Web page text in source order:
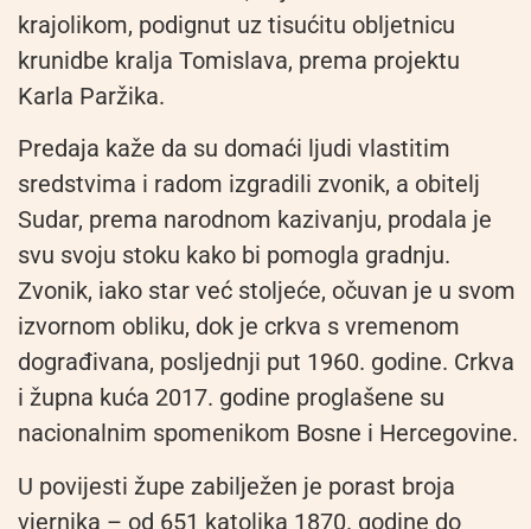
krajolikom, podignut uz tisućitu obljetnicu
krunidbe kralja Tomislava, prema projektu
Karla Paržika.
Predaja kaže da su domaći ljudi vlastitim
sredstvima i radom izgradili zvonik, a obitelj
Sudar, prema narodnom kazivanju, prodala je
svu svoju stoku kako bi pomogla gradnju.
Zvonik, iako star već stoljeće, očuvan je u svom
izvornom obliku, dok je crkva s vremenom
dograđivana, posljednji put 1960. godine. Crkva
i župna kuća 2017. godine proglašene su
nacionalnim spomenikom Bosne i Hercegovine.
U povijesti župe zabilježen je porast broja
vjernika – od 651 katolika 1870. godine do